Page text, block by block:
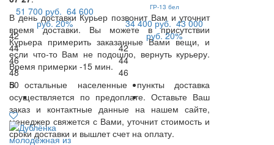
В день доставки Курьер позвонит Вам и уточнит
время доставки. Вы можете в присутствии
Курьера примерить заказанные Вами вещи, и
если что-то Вам не подошло, вернуть курьеру.
Время примерки -15 мин.
В остальные населенные пункты доставка
осуществляется по предоплате. Оставьте Ваш
заказ и контактные данные на нашем сайте,
менеджер свяжется с Вами, уточнит стоимость и
сроки доставки и вышлет счет на оплату.
51 700 руб. 64 600
руб. 20%
42
44
46
48
50
ГР-13 бел
34 400 руб. 43 000
руб. 20%
42
44
46